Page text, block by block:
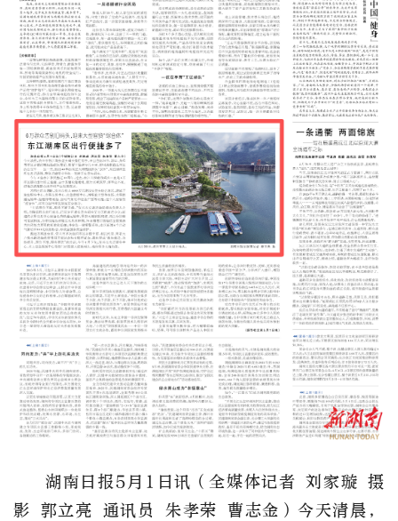
湖南日报5月1日讯（全媒体记者 刘家璇 摄
影 郭立亮 通讯员 朱孝荣 曹志金）今天清晨，